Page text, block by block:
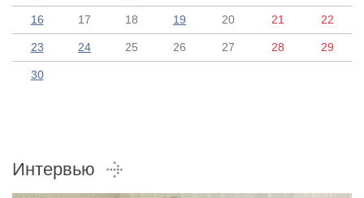
16 17 18 19 20 21 22
23 24 25 26 27 28 29
30
Интервью